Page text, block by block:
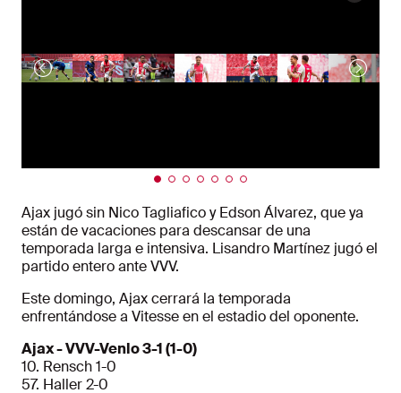
Ajax jugó sin Nico Tagliafico y Edson Álvarez, que ya
están de vacaciones para descansar de una
temporada larga e intensiva. Lisandro Martínez jugó el
partido entero ante VVV.
Este domingo, Ajax cerrará la temporada
enfrentándose a Vitesse en el estadio del oponente.
Ajax - VVV-Venlo 3-1 (1-0)
10. Rensch 1-0
57. Haller 2-0